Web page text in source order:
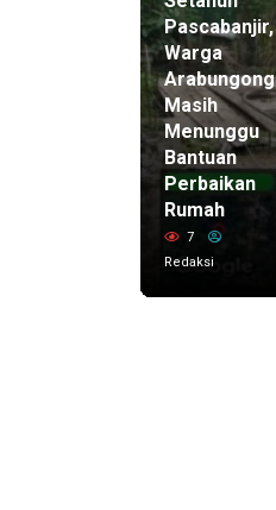
Pascabanjir,
Warga
Arabungong
Masih
Menunggu
Bantuan
Perbaikan
Rumah
7
Redaksi